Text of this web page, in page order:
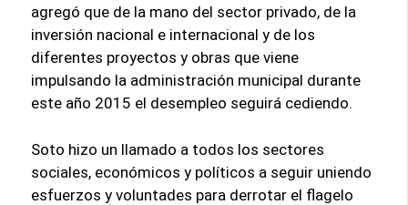
agregó que de la mano del sector privado, de la
inversión nacional e internacional y de los
diferentes proyectos y obras que viene
impulsando la administración municipal durante
este año 2015 el desempleo seguirá cediendo.
Soto hizo un llamado a todos los sectores
sociales, económicos y políticos a seguir uniendo
esfuerzos y voluntades para derrotar el flagelo